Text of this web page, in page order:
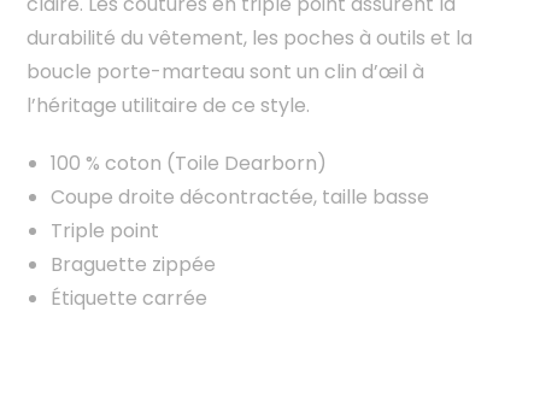
durabilité du vêtement, les poches à outils et la
boucle porte-marteau sont un clin d’œil à
l’héritage utilitaire de ce style.
100 % coton (Toile Dearborn)
Coupe droite décontractée, taille basse
Triple point
Braguette zippée
Étiquette carrée